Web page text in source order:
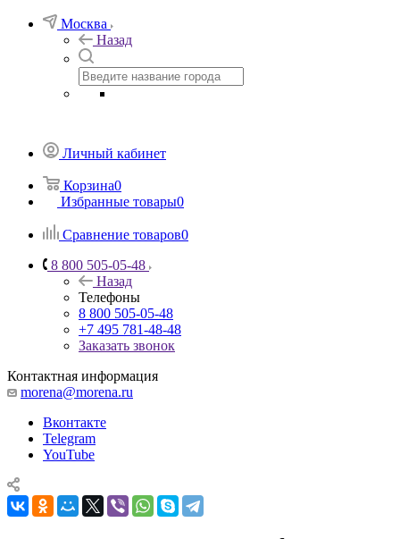
Москва
Назад
Личный кабинет
Корзина0
Избранные товары0
Сравнение товаров0
8 800 505-05-48
Назад
Телефоны
8 800 505-05-48
+7 495 781-48-48
Заказать звонок
Контактная информация
morena@morena.ru
Вконтакте
Telegram
YouTube